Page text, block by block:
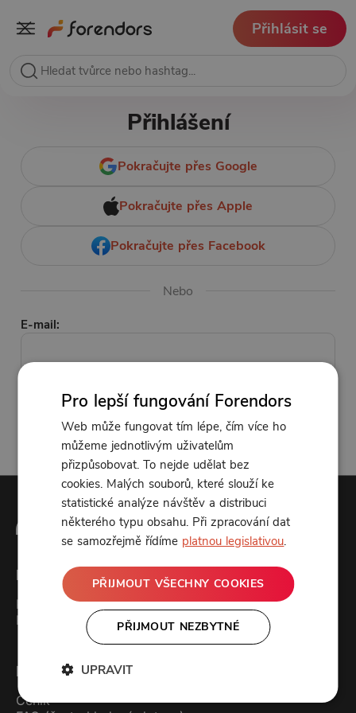
Přihlásit se
Přihlášení
Pokračujte přes Google
Pokračujte přes Apple
Pokračujte přes Facebook
Nebo
E-mail:
Pokračovat
Potřebujete pomoc? Jsme tu od toho!
Kontakt a podpora
Forendors
Kontakt
Podcast studio
Pro uživatele
Ceník
Pro lepší fungování Forendors
Web může fungovat tím lépe, čím více ho
můžeme jednotlivým uživatelům
přizpůsobovat. To nejde udělat bez
cookies. Malých souborů, které slouží ke
statistické analýze návštěv a distribuci
některého typu obsahu. Při zpracování dat
se samozřejmě řídíme platnou legislativou.
PŘIJMOUT VŠECHNY COOKIES
PŘIJMOUT NEZBYTNÉ
UPRAVIT